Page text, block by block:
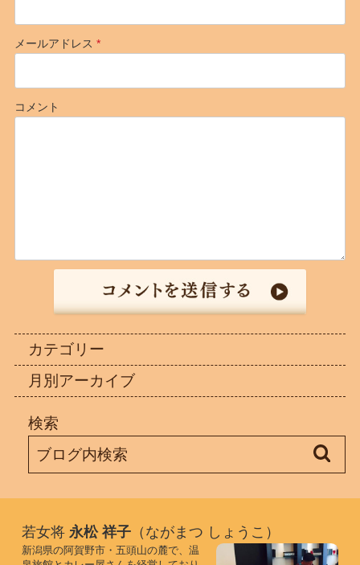
若女将 永松 祥子（ながまつ しょうこ）
新潟県の阿賀野市・五頭山の麓で、温
メールアドレス *
コメント
カテゴリー
月別アーカイブ
検索